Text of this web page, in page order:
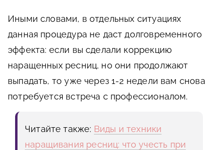
Иными словами, в отдельных ситуациях
данная процедура не даст долговременного
эффекта: если вы сделали коррекцию
наращенных ресниц, но они продолжают
выпадать, то уже через 1-2 недели вам снова
потребуется встреча с профессионалом.
Читайте также: Виды и техники
наращивания ресниц: что учесть при